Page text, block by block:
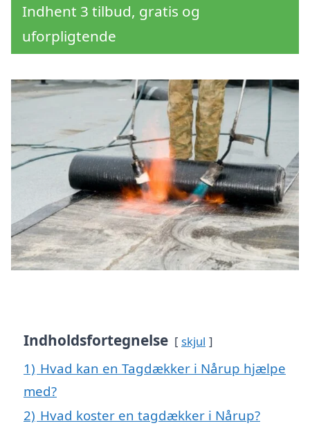
Indhent 3 tilbud, gratis og
uforpligtende
Indholdsfortegnelse skjul
1) Hvad kan en Tagdækker i Nårup hjælpe
med?
2) Hvad koster en tagdækker i Nårup?